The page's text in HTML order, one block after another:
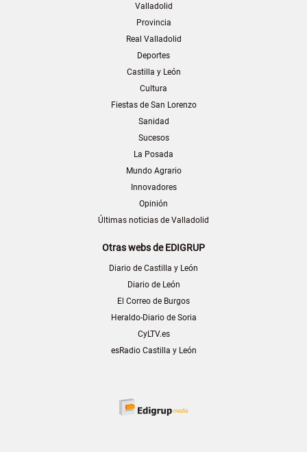
Valladolid
Provincia
Real Valladolid
Deportes
Castilla y León
Cultura
Fiestas de San Lorenzo
Sanidad
Sucesos
La Posada
Mundo Agrario
Innovadores
Opinión
Últimas noticias de Valladolid
Otras webs de EDIGRUP
Diario de Castilla y León
Diario de León
El Correo de Burgos
Heraldo-Diario de Soria
CyLTV.es
esRadio Castilla y León